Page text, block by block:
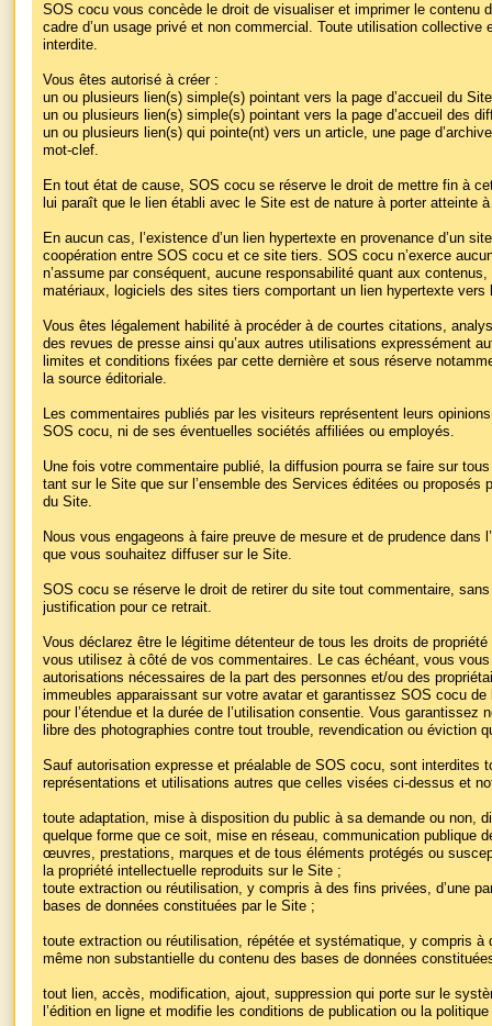
SOS cocu vous concède le droit de visualiser et imprimer le contenu
cadre d’un usage privé et non commercial. Toute utilisation collective
interdite.
Vous êtes autorisé à créer :
un ou plusieurs lien(s) simple(s) pointant vers la page d’accueil du
un ou plusieurs lien(s) simple(s) pointant vers la page d’accueil des
un ou plusieurs lien(s) qui pointe(nt) vers un article, une page
mot-clef.
En tout état de cause, SOS cocu se réserve le droit de mettre fin à
lui paraît que le lien établi avec le Site est de nature à porter atteinte
En aucun cas, l’existence d’un lien hypertexte en provenance d’un
coopération entre SOS cocu et ce site tiers. SOS cocu n’exerce
n’assume par conséquent, aucune responsabilité quant aux
matériaux, logiciels des sites tiers comportant un lien hypertexte vers
Vous êtes légalement habilité à procéder à de courtes citations,
des revues de presse ainsi qu’aux autres utilisations expressément
limites et conditions fixées par cette dernière et sous réserve
la source éditoriale.
Les commentaires publiés par les visiteurs représentent leurs
SOS cocu, ni de ses éventuelles sociétés affiliées ou employés.
Une fois votre commentaire publié, la diffusion pourra se faire sur
tant sur le Site que sur l’ensemble des Services éditées ou proposés
du Site.
Nous vous engageons à faire preuve de mesure et de prudence dans
que vous souhaitez diffuser sur le Site.
SOS cocu se réserve le droit de retirer du site tout commentaire,
justification pour ce retrait.
Vous déclarez être le légitime détenteur de tous les droits de propriété
vous utilisez à côté de vos commentaires. Le cas échéant, vous
autorisations nécessaires de la part des personnes et/ou des
immeubles apparaissant sur votre avatar et garantissez SOS cocu de
pour l’étendue et la durée de l’utilisation consentie. Vous garantissez
libre des photographies contre tout trouble, revendication ou éviction
Sauf autorisation expresse et préalable de SOS cocu, sont interdites
représentations et utilisations autres que celles visées ci-dessus et
toute adaptation, mise à disposition du public à sa demande ou non,
quelque forme que ce soit, mise en réseau, communication publique
œuvres, prestations, marques et de tous éléments protégés ou
la propriété intellectuelle reproduits sur le Site ;
toute extraction ou réutilisation, y compris à des fins privées, d’une
bases de données constituées par le Site ;
toute extraction ou réutilisation, répétée et systématique, y compris à
même non substantielle du contenu des bases de données
tout lien, accès, modification, ajout, suppression qui porte sur le
l’édition en ligne et modifie les conditions de publication ou la